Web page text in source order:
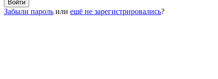
Забыли пароль или ещё не зарегистрировались?